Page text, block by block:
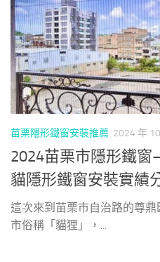
苗栗隱形鐵窗安裝推薦 2024 年
2024苗栗市隱形鐵窗
貓隱形鐵窗安裝實績
這次來到苗栗市自治路的尊
市俗稱「貓狸」，...